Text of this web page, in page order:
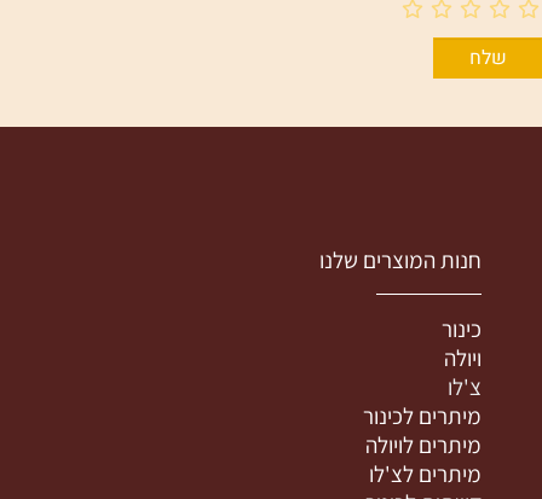
חנות המוצרים שלנו
כינור
ויולה
צ'לו
מיתרים לכינור
מיתרים לויולה
מיתרים לצ'לו